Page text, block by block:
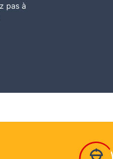
pas à